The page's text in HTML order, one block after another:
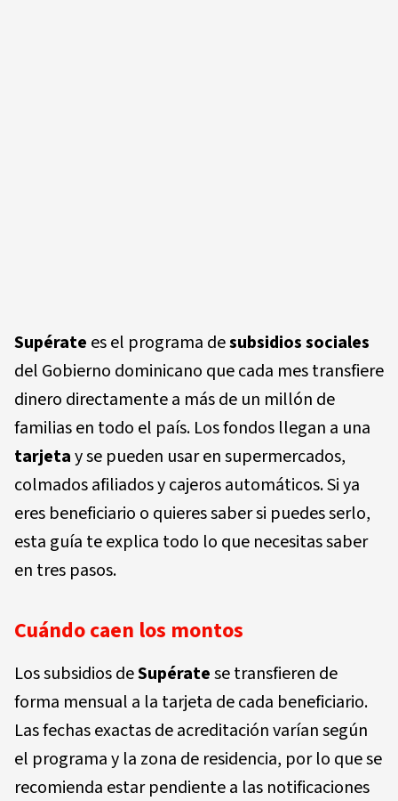
Supérate es el programa desubsidios sociales
del Gobierno dominicano que cada mes transfiere
dinero directamente a más de un millón de
familias en todo el país. Los fondos llegan a una
tarjetay se pueden usar en supermercados,
colmados afiliados y cajeros automáticos. Si ya
eres beneficiario o quieres saber si puedes serlo,
esta guía te explica todo lo que necesitas saber
en tres pasos.
Cuándo caen los montos
Los subsidios deSupératese transfieren de
forma mensual a la tarjeta de cada beneficiario.
Las fechas exactas de acreditación varían según
el programa y la zona de residencia, por lo que se
recomienda estar pendiente a las notificaciones